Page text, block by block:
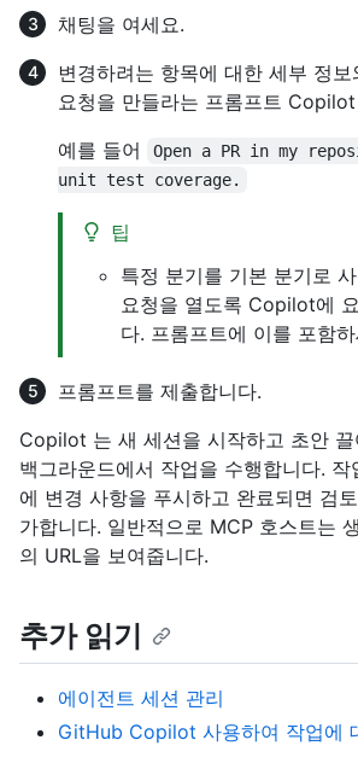
채팅을 여세요.
변경하려는 항목에 대한 세부 정
요청을 만들라는 프롬프트
예를 들어
Open a PR in my
unit test coverage.
팁
특정 분기를 기본 분기로
요청을 열도록 Copilot에
다. 프롬프트에 이를 포함
프롬프트를 제출합니다.
Copilot 는 새 세션을 시작하고 초안
백그라운드에서 작업을 수행합니다.
에 변경 사항을 푸시하고 완료되면 검
가합니다. 일반적으로 MCP 호스트는
의 URL을 보여줍니다.
추가 읽기
에이전트 세션 관리
GitHub Copilot 사용하여 작업에